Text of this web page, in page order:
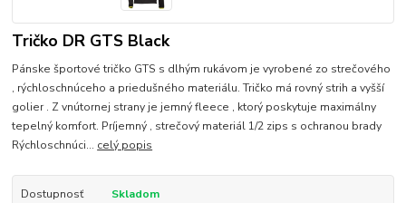
Tričko DR GTS Black
Pánske športové tričko GTS s dlhým rukávom je vyrobené zo strečového
, rýchloschnúceho a priedušného materiálu. Tričko má rovný strih a vyšší
golier . Z vnútornej strany je jemný fleece , ktorý poskytuje maximálny
tepelný komfort. Príjemný , strečový materiál 1/2 zips s ochranou brady
Rýchloschnúci... celý popis
Dostupnosť
Skladom